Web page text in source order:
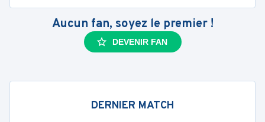
Aucun fan, soyez le premier !
DEVENIR FAN
DERNIER MATCH